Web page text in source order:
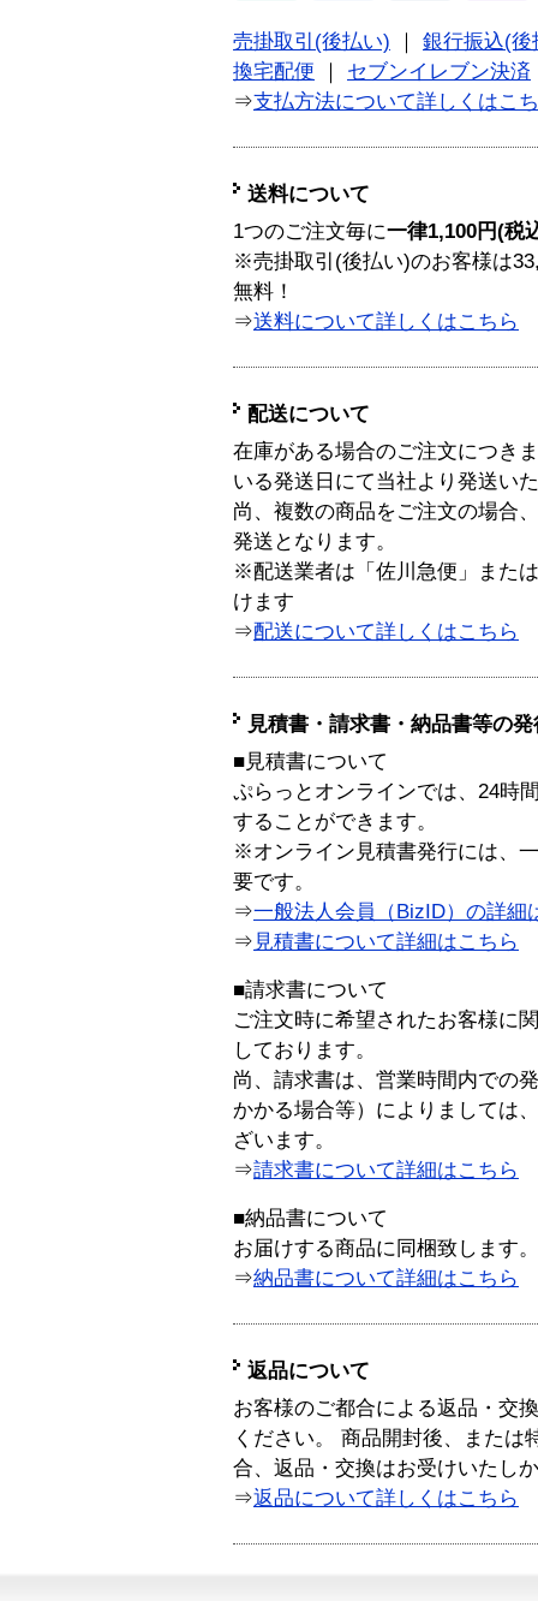
売掛取引(後払い)
銀行振込(後
換宅配便
セブンイレブン決済
⇒支払方法について詳しくはこ
送料について
1つのご注文毎に一律1,100円(税
※売掛取引(後払い)のお客様は
無料！
⇒送料について詳しくはこちら
配送について
在庫がある場合のご注文につき
いる発送日にて当社より発送い
尚、複数の商品をご注文の場合
発送となります。
※配送業者は「佐川急便」また
けます
⇒配送について詳しくはこちら
見積書・請求書・納品書等の
■見積書について
ぷらっとオンラインでは、24時
することができます。
※オンライン見積書発行には、
要です。
⇒一般法人会員（BizID）の詳細
⇒ 見積書について詳細はこちら
■請求書について
ご注文時に希望されたお客様に
しております。
尚、請求書は、営業時間内での
かかる場合等）によりましては
ざいます。
⇒請求書について詳細はこちら
■納品書について
お届けする商品に同梱致します。
⇒納品書について詳細はこちら
返品について
お客様のご都合による返品・交
ください。 商品開封後、または
合、返品・交換はお受けいたし
⇒返品について詳しくはこちら